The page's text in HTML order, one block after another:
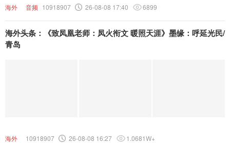
海外 音频 10918907 26-08-08 17:40 6899
海外头条：《致凤凰老师：凤火衔文 暖照天涯》墨缘：呼延光民/
青岛
海外 10918907 26-08-08 16:27 1.0681W+